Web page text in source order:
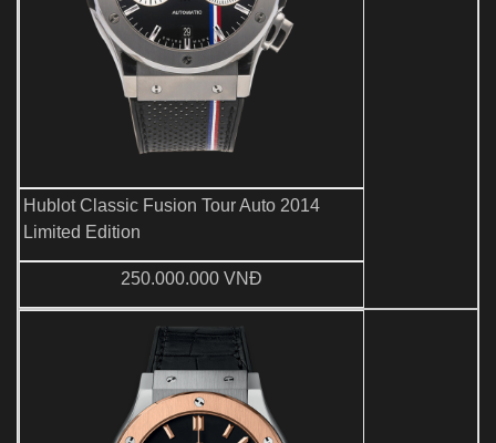
Hublot Classic Fusion Tour Auto 2014
Limited Edition
250.000.000 VNĐ